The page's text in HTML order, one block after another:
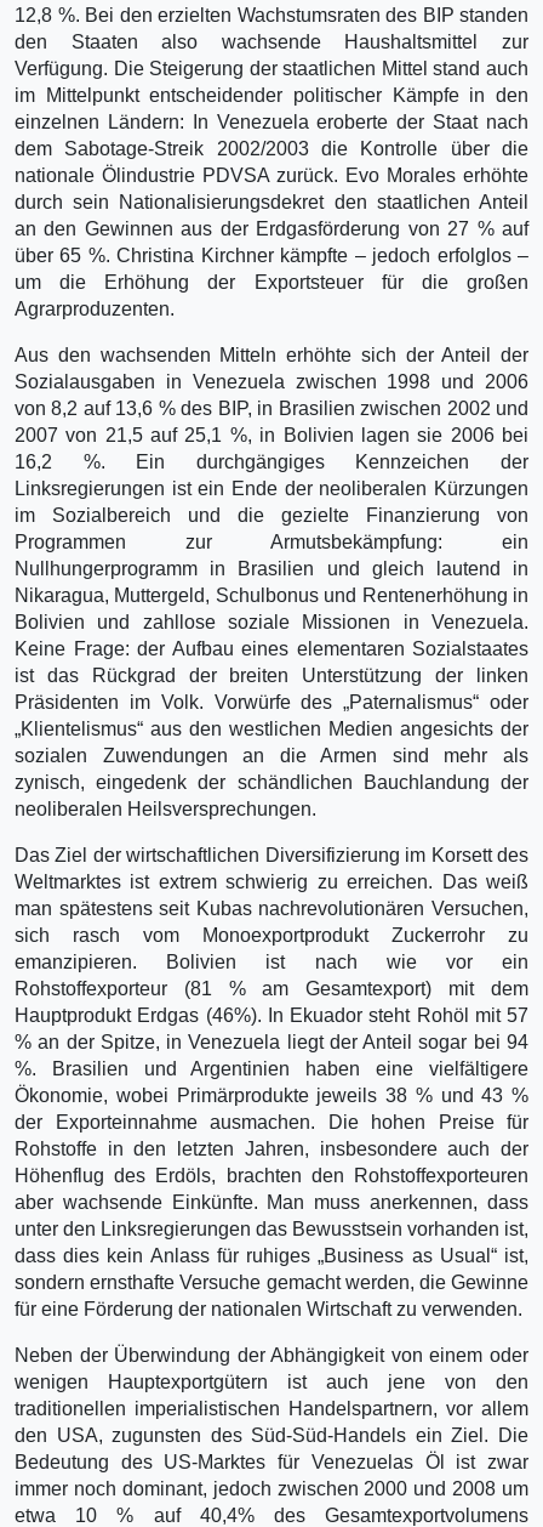
12,8 %. Bei den erzielten Wachstumsraten des BIP standen
den Staaten also wachsende Haushaltsmittel zur
Verfügung. Die Steigerung der staatlichen Mittel stand auch
im Mittelpunkt entscheidender politischer Kämpfe in den
einzelnen Ländern: In Venezuela eroberte der Staat nach
dem Sabotage-Streik 2002/2003 die Kontrolle über die
nationale Ölindustrie PDVSA zurück. Evo Morales erhöhte
durch sein Nationalisierungsdekret den staatlichen Anteil
an den Gewinnen aus der Erdgasförderung von 27 % auf
über 65 %. Christina Kirchner kämpfte – jedoch erfolglos –
um die Erhöhung der Exportsteuer für die großen
Agrarproduzenten.
Aus den wachsenden Mitteln erhöhte sich der Anteil der
Sozialausgaben in Venezuela zwischen 1998 und 2006
von 8,2 auf 13,6 % des BIP, in Brasilien zwischen 2002 und
2007 von 21,5 auf 25,1 %, in Bolivien lagen sie 2006 bei
16,2 %. Ein durchgängiges Kennzeichen der
Linksregierungen ist ein Ende der neoliberalen Kürzungen
im Sozialbereich und die gezielte Finanzierung von
Programmen zur Armutsbekämpfung: ein
Nullhungerprogramm in Brasilien und gleich lautend in
Nikaragua, Muttergeld, Schulbonus und Rentenerhöhung in
Bolivien und zahllose soziale Missionen in Venezuela.
Keine Frage: der Aufbau eines elementaren Sozialstaates
ist das Rückgrad der breiten Unterstützung der linken
Präsidenten im Volk. Vorwürfe des „Paternalismus“ oder
„Klientelismus“ aus den westlichen Medien angesichts der
sozialen Zuwendungen an die Armen sind mehr als
zynisch, eingedenk der schändlichen Bauchlandung der
neoliberalen Heilsversprechungen.
Das Ziel der wirtschaftlichen Diversifizierung im Korsett des
Weltmarktes ist extrem schwierig zu erreichen. Das weiß
man spätestens seit Kubas nachrevolutionären Versuchen,
sich rasch vom Monoexportprodukt Zuckerrohr zu
emanzipieren. Bolivien ist nach wie vor ein
Rohstoffexporteur (81 % am Gesamtexport) mit dem
Hauptprodukt Erdgas (46%). In Ekuador steht Rohöl mit 57
% an der Spitze, in Venezuela liegt der Anteil sogar bei 94
%. Brasilien und Argentinien haben eine vielfältigere
Ökonomie, wobei Primärprodukte jeweils 38 % und 43 %
der Exporteinnahme ausmachen. Die hohen Preise für
Rohstoffe in den letzten Jahren, insbesondere auch der
Höhenflug des Erdöls, brachten den Rohstoffexporteuren
aber wachsende Einkünfte. Man muss anerkennen, dass
unter den Linksregierungen das Bewusstsein vorhanden ist,
dass dies kein Anlass für ruhiges „Business as Usual“ ist,
sondern ernsthafte Versuche gemacht werden, die Gewinne
für eine Förderung der nationalen Wirtschaft zu verwenden.
Neben der Überwindung der Abhängigkeit von einem oder
wenigen Hauptexportgütern ist auch jene von den
traditionellen imperialistischen Handelspartnern, vor allem
den USA, zugunsten des Süd-Süd-Handels ein Ziel. Die
Bedeutung des US-Marktes für Venezuelas Öl ist zwar
immer noch dominant, jedoch zwischen 2000 und 2008 um
etwa 10 % auf 40,4% des Gesamtexportvolumens